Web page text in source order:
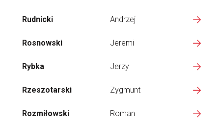
Rudnicki Andrzej
Rosnowski Jeremi
Rybka Jerzy
Rzeszotarski Zygmunt
Rozmiłowski Roman